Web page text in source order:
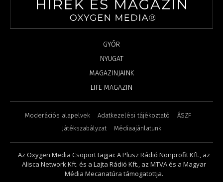
GYŐR
NYUGAT
MAGAZINJAINK
LIFE MAGAZIN
Moderációs alapelvek Adatkezelési tájékoztató
ÁSZF
Játékszabályzat
Médiaajánlatunk
Az Oxygen Media Csoport tagjai: A Plusz Rádió Nonprofit Kft., az
Alisca Network Kft. és a Lajta Rádió Kft., az MTVA és a Magyar
Média Mecanatúra támogatottja.